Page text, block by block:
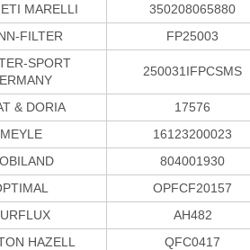
MARELLI
350208065880
FILTER
FP25003
SPORT
250031IFPCSMS
& DORIA
17576
MEYLE
16123200023
804001930
OPFCF20157
AH482
HAZELL
QFC0417